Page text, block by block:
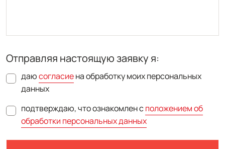
Отправляя настоящую заявку я:
даюсогласиена обработку моих персональных
данных
подтверждаю, что ознакомлен сположением об
обработки персональных данных